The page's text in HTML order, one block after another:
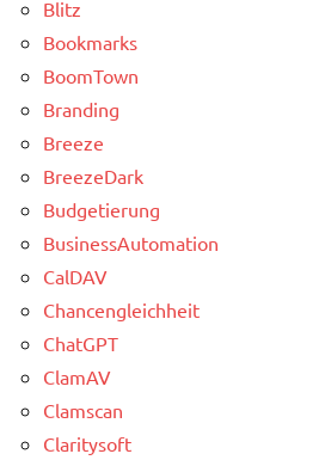
Blitz
Bookmarks
BoomTown
Branding
Breeze
BreezeDark
Budgetierung
BusinessAutomation
CalDAV
Chancengleichheit
ChatGPT
ClamAV
Clamscan
Claritysoft